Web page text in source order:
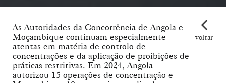
As Autoridades da Concorrência de Angola e
Moçambique continuam especialmente
atentas em matéria de controlo de
concentrações e da aplicação de proibições de
práticas restritivas. Em 2024, Angola
autorizou 15 operações de concentração e
voltar